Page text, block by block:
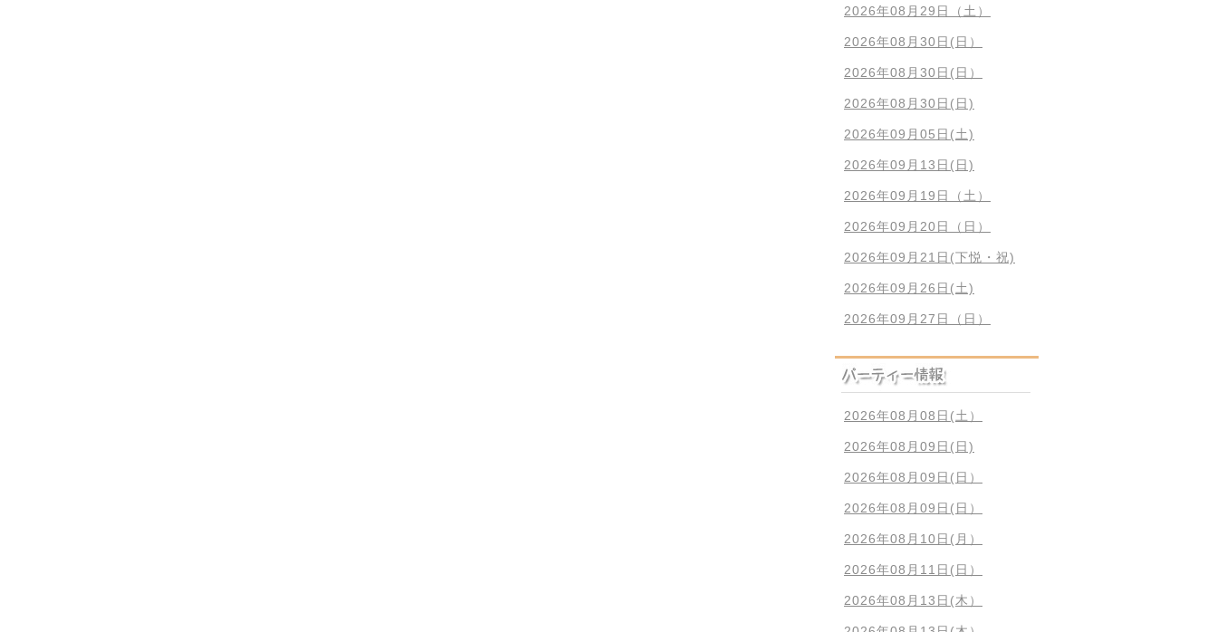
2026年08月29日（土）
2026年08月30日(日）
2026年08月30日(日）
2026年08月30日(日)
2026年09月05日(土)
2026年09月13日(日)
2026年09月19日（土）
2026年09月20日（日）
2026年09月21日(下悦・祝)
2026年09月26日(土)
2026年09月27日（日）
2026年08月08日(土）
2026年08月09日(日)
2026年08月09日(日）
2026年08月09日(日）
2026年08月10日(月）
2026年08月11日(日）
2026年08月13日(木）